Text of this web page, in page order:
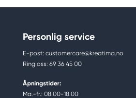
Personlig service
E-post: customercare@kreatima.no
Ring oss: 69 36 45 00
Åpningstider:
Ma.-fr.: 08.00-18.00